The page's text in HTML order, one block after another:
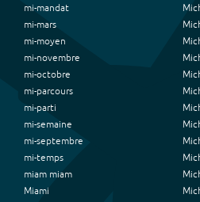
mi-mandat
mi-mars
mi-moyen
mi-novembre
mi-octobre
mi-parcours
mi-parti
mi-semaine
mi-septembre
mi-temps
miam miam
Miami